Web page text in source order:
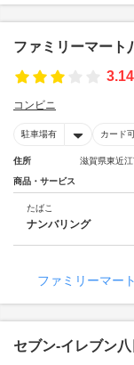
ファミリーマート
3.14
コンビニ
駐車場有 カード
住所 滋賀県東近
商品・サービス
たばこ
ナンバリング
ファミリーマー
セブン‐イレブン